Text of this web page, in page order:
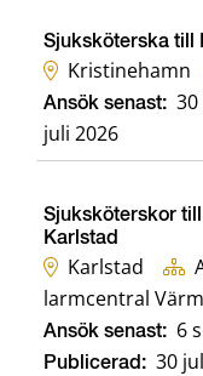
Sjuksköterska till
Kristinehamn
Ansök senast:
juli 2026
Sjuksköterskor
Karlstad
Karlstad
larmcentral
Ansök senast: 6
Publicerad: 30